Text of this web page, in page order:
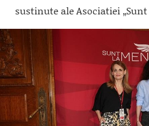
sustinute ale Asociatiei